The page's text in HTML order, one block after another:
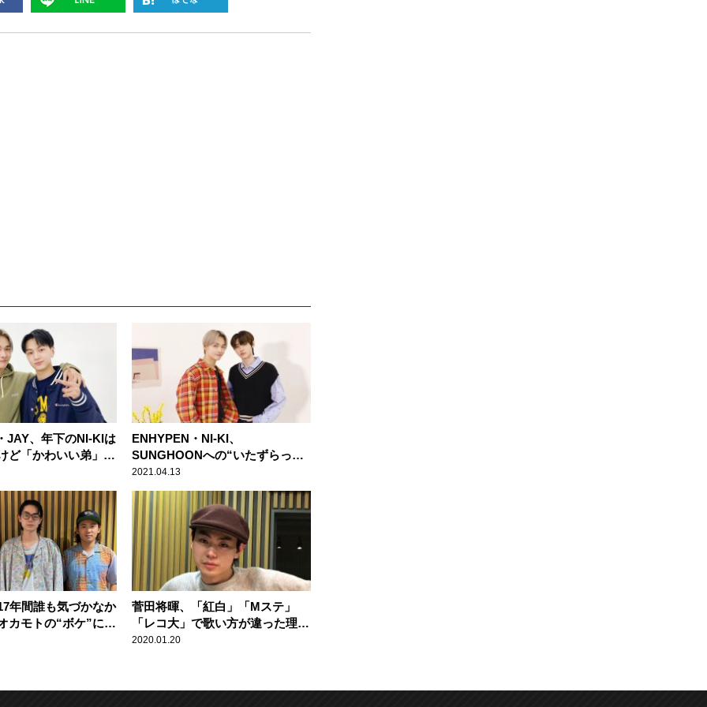
JAY、年下のNI-KIは
ど「かわいい弟」
ENHYPEN・NI-KI、
SUNGHOONへの“いたずらっ子
エピソード”を披露
2021.04.13
年間誰も気づかなか
カモトの“ボケ”に一
菅田将暉、「紅白」「Mステ」
「レコ大」で歌い方が違った理由
を語る
2020.01.20